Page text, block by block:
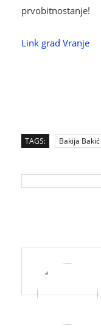
prvobitnostanje!
Link grad Vranje
TAGS: Bakija Bakić